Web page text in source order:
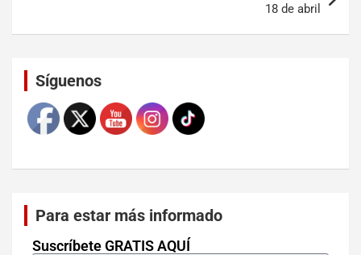
18 de abril
Síguenos
Para estar más informado
Suscríbete GRATIS AQUÍ